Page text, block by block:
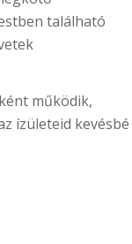
található
működik,
ízületeid kevésbé